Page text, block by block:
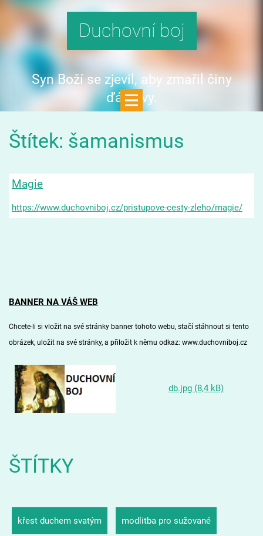
Duchovní boj
Syn Boží se zjevil, aby zmařil činy
ďáblovy.
Štítek: šamanismus
Magie
https://www.duchovniboj.cz/pristupove-cesty-zleho/magie/
BANNER NA VÁŠ WEB
Chcete-li si vložit na své stránky banner tohoto webu, stačí stáhnout si tento
obrázek, uložit na své stránky, a přiložit k němu odkaz: www.duchovniboj.cz
db.jpg (8,4 kB)
ŠTÍTKY
křest duchem svatým modlitba pro sužované